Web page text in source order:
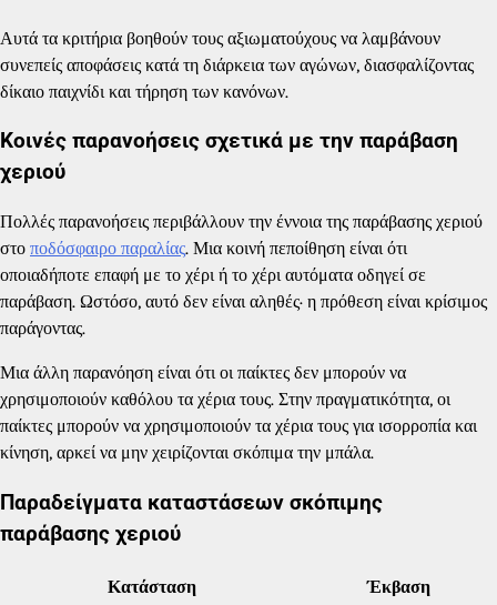
Αυτά τα κριτήρια βοηθούν τους αξιωματούχους να λαμβάνουν
συνεπείς αποφάσεις κατά τη διάρκεια των αγώνων, διασφαλίζοντας
δίκαιο παιχνίδι και τήρηση των κανόνων.
Κοινές παρανοήσεις σχετικά με την παράβαση
χεριού
Πολλές παρανοήσεις περιβάλλουν την έννοια της παράβασης χεριού
στο ποδόσφαιρο παραλίας. Μια κοινή πεποίθηση είναι ότι
οποιαδήποτε επαφή με το χέρι ή το χέρι αυτόματα οδηγεί σε
παράβαση. Ωστόσο, αυτό δεν είναι αληθές· η πρόθεση είναι κρίσιμος
παράγοντας.
Μια άλλη παρανόηση είναι ότι οι παίκτες δεν μπορούν να
χρησιμοποιούν καθόλου τα χέρια τους. Στην πραγματικότητα, οι
παίκτες μπορούν να χρησιμοποιούν τα χέρια τους για ισορροπία και
κίνηση, αρκεί να μην χειρίζονται σκόπιμα την μπάλα.
Παραδείγματα καταστάσεων σκόπιμης
παράβασης χεριού
Κατάσταση Έκβαση